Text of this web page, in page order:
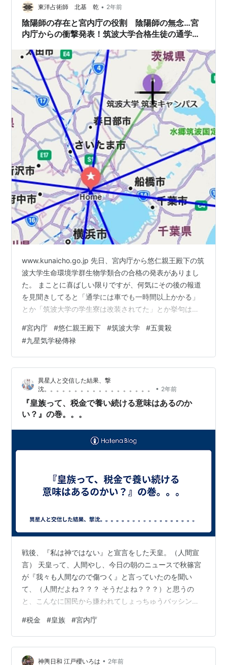
れていたのではないかと思うのに，もったいないことで
ある。 世の中にはさまざまな資格試験があり，もちろん
専門知識が求められるのだ…
東洋占術師 北基 乾 • 2年前
陰陽師の存在と宮内庁の役割 陰陽師の無念…宮
内庁からの衝撃発表！筑波大学合格生徒の通学事
www.kunaicho.go.jp 先日、宮内庁から悠仁親王殿下の筑
波大学生命環境学群生物学類合の合格の発表がありまし
た。 まことに喜ばしい限りですが、何気にその後の報道
を見聞きしてると「通学には車でも一時間以上かかる」
とか「筑波大学の学生寮は改装されてた」とか挙句は
道を目にして 関東の地理に疎い私は、てっきり筑波大学
って年（少なくとも都内）に あるものだと思い込んでい
ましたが、調べてみると、何と茨城県なのだと
か・・・。（この時点で、茨木と群馬の違いも理解して
ませんでした。ーー）地図で調べてみるとなん
と・・・・。 しかも、来年から通学されると…
#宮内庁 #悠仁親王殿下 #筑波大学 #五黄殺
#九星気学秘傳禄
異星人と交信した結果、撃
沈。。。。。。。。。。。。。。。。。。
• 2年前
『皇族って、税金で養い続ける意味はあるのか
い？』の巻。。。
戦後、『私は神ではない』と宣言をした天皇。（人間宣
言） 天皇って、人間やし、今日の朝のニュースで秋篠宮
が『我々も人間なので傷つく』と言っていたのを聞い
て、（人間だよね？？？ そうだよね？？？）と思うの
と、こんなに国民から嫌われてしょっちゅうバッシング
まった。 約180奥の税金を皇室や、宮内庁などの皇族関
係の施設のために使ってるんやて。 皇族廃止について語
ると、『海外に対して。。。』という意見が必ず出るけ
ど、将来、完全に皇族廃止する形でいいと思うんよ。 園
#税金 #皇族 #宮内庁
神輿日和 江戸櫻いろは • 2年前